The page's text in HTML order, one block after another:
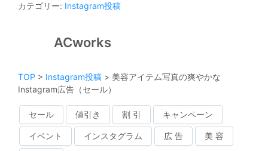
カテゴリー: Instagram投稿
ACworks
TOP > Instagram投稿 > 美容アイテム写真の爽やかな
Instagram広告（セール）
セール 値引き 割 引 キャンペーン
イベント インスタグラム 広 告 美 容